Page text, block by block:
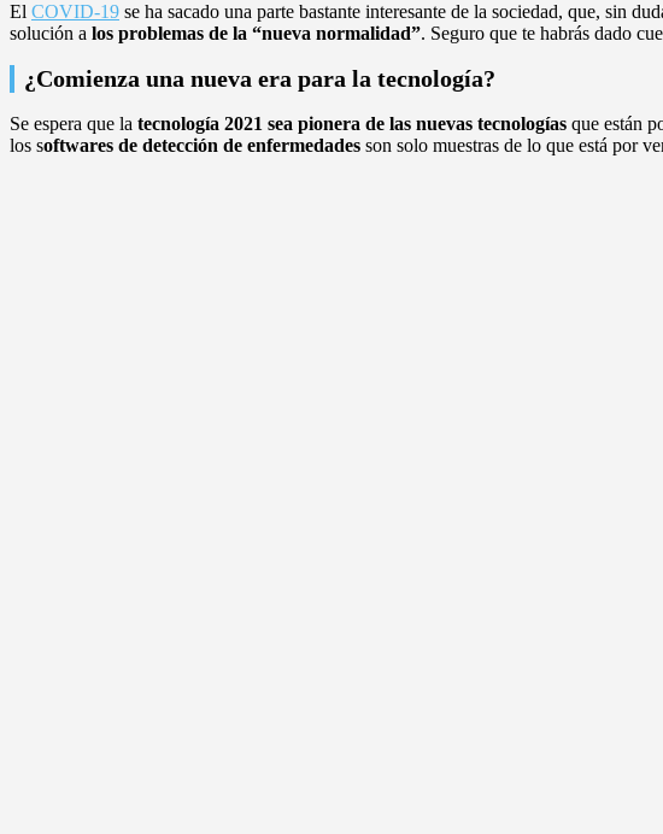
El COVID-19 se ha sacado una parte bastante interesante de la sociedad, que, sin
solución a los problemas de la “nueva normalidad”. Seguro que te habrás dado
¿Comienza una nueva era para la tecnología?
Se espera que la tecnología 2021 sea pionera de las nuevas tecnologías que están
los softwares de detección de enfermedades son solo muestras de lo que está por